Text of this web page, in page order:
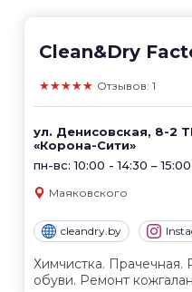
Clean&Dry
★★★★★ Отзывов: 1
ул. Денисовская, 8-2
«Корона-Сити»
пн-вс: 10:00 - 14:30 –
Маяковского
cleandry.by
Химчистка.
обуви. Ремонт